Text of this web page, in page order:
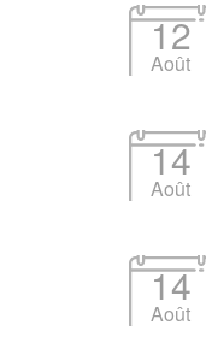
12
Août
14
Août
14
Août